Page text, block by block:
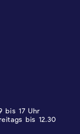
bis 17 Uhr
bis 12.30